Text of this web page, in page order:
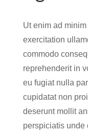
Ut enim ad
exercitation
commodo
reprehenderit in
eu fugiat nulla
cupidatat non
deserunt mollit
perspiciatis unde